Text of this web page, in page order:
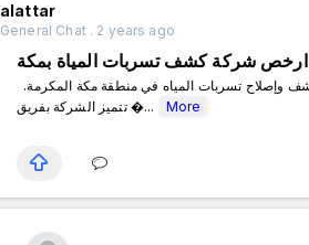
alattar
General Chat . 2 years ago
ارخص شركة كشف تسربات المياة بمكة
تتميز الشركة بفريق �...
More